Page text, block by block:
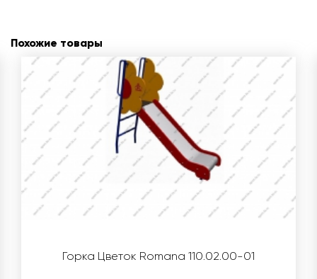
Похожие товары
Горка Цветок Romana 110.02.00-01